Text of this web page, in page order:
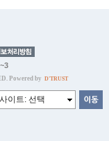
Powered by D'TRUST